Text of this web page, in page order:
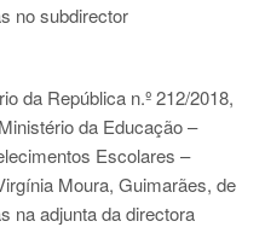
no subdirector
da República n.º 212/2018,
da Educação –
Escolares –
Moura, Guimarães, de
na adjunta da directora